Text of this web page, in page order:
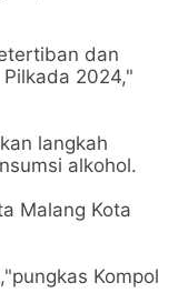
dan
2024,"
langkah
alkohol.
Malang Kota
Kompol